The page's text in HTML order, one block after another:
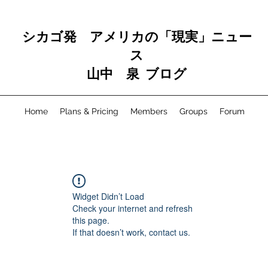
シカゴ発 アメリカの「現実」ニュー
ス
山中 泉 ブログ
Home Plans & Pricing Members Groups Forum
Widget Didn’t Load
Check your internet and refresh
this page.
If that doesn’t work, contact us.